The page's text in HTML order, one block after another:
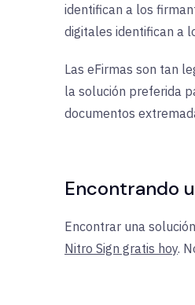
identifican a los
digitales identifican a
Las eFirmas son tan
la solución preferida
documentos
Encontrando
Encontrar una
Nitro Sign gratis hoy.